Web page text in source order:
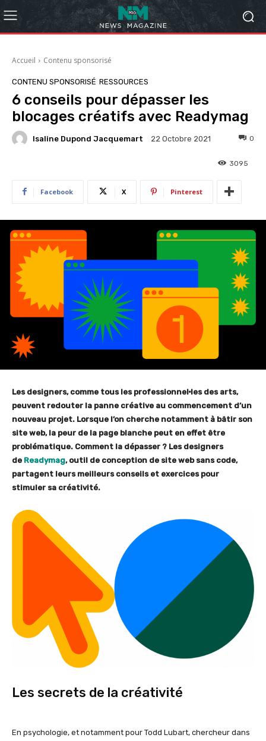
Accueil Contenu sponsorisé
CONTENU SPONSORISÉ RESSOURCES
6 conseils pour dépasser les
blocages créatifs avec Readymag
Isaline Dupond Jacquemart 22 Octobre 2021 0
3095
Facebook X Pinterest
Les designers, comme tous les professionnel·les des arts,
peuvent redouter la panne créative au commencement d’un
nouveau projet. Lorsque l’on cherche notamment à bâtir son
site web, la peur de la page blanche peut en effet être
problématique. Comment la dépasser ? Les designers
de Readymag, outil de conception de site web sans code,
partagent leurs meilleurs conseils et exercices pour
stimuler sa créativité.
Les secrets de la créativité
En psychologie, et notamment pour Todd Lubart, chercheur dans